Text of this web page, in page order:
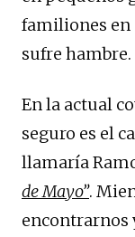
familiones en
sufre hambre.
En la actual
seguro es el
llamaría
de Mayo”.
encontrarnos